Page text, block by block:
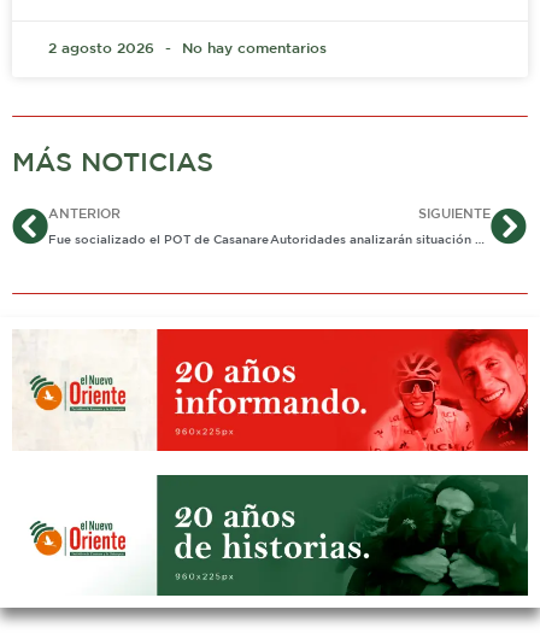
2 agosto 2026 No hay comentarios
MÁS NOTICIAS
AntANTERIOR
Fue socializado el POT de Casanare
SIGUIENTE
Autoridades analizarán situación de resguardos indígenas